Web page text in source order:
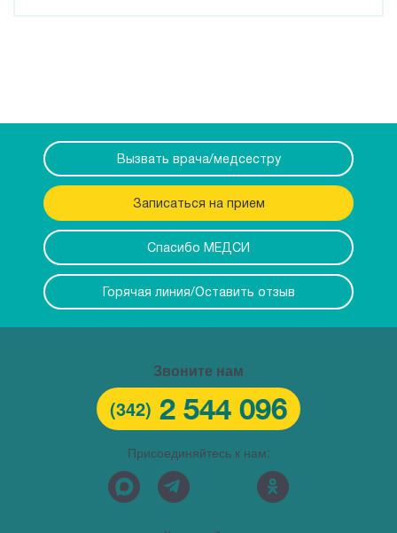
Вызвать врача/медсестру
Записаться на прием
Спасибо МЕДСИ
Горячая линия/Оставить отзыв
Звоните нам
(342) 2 544 096
Присоединяйтесь к нам: